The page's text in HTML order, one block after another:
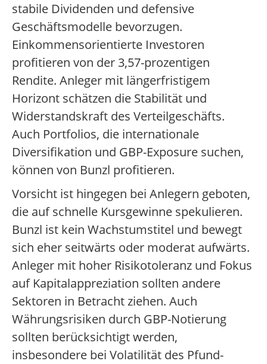
stabile Dividenden und defensive
Geschäftsmodelle bevorzugen.
Einkommensorientierte Investoren
profitieren von der 3,57-prozentigen
Rendite. Anleger mit längerfristigem
Horizont schätzen die Stabilität und
Widerstandskraft des Verteilgeschäfts.
Auch Portfolios, die internationale
Diversifikation und GBP-Exposure suchen,
können von Bunzl profitieren.
Vorsicht ist hingegen bei Anlegern geboten,
die auf schnelle Kursgewinne spekulieren.
Bunzl ist kein Wachstumstitel und bewegt
sich eher seitwärts oder moderat aufwärts.
Anleger mit hoher Risikotoleranz und Fokus
auf Kapitalappreziation sollten andere
Sektoren in Betracht ziehen. Auch
Währungsrisiken durch GBP-Notierung
sollten berücksichtigt werden,
insbesondere bei Volatilität des Pfund-